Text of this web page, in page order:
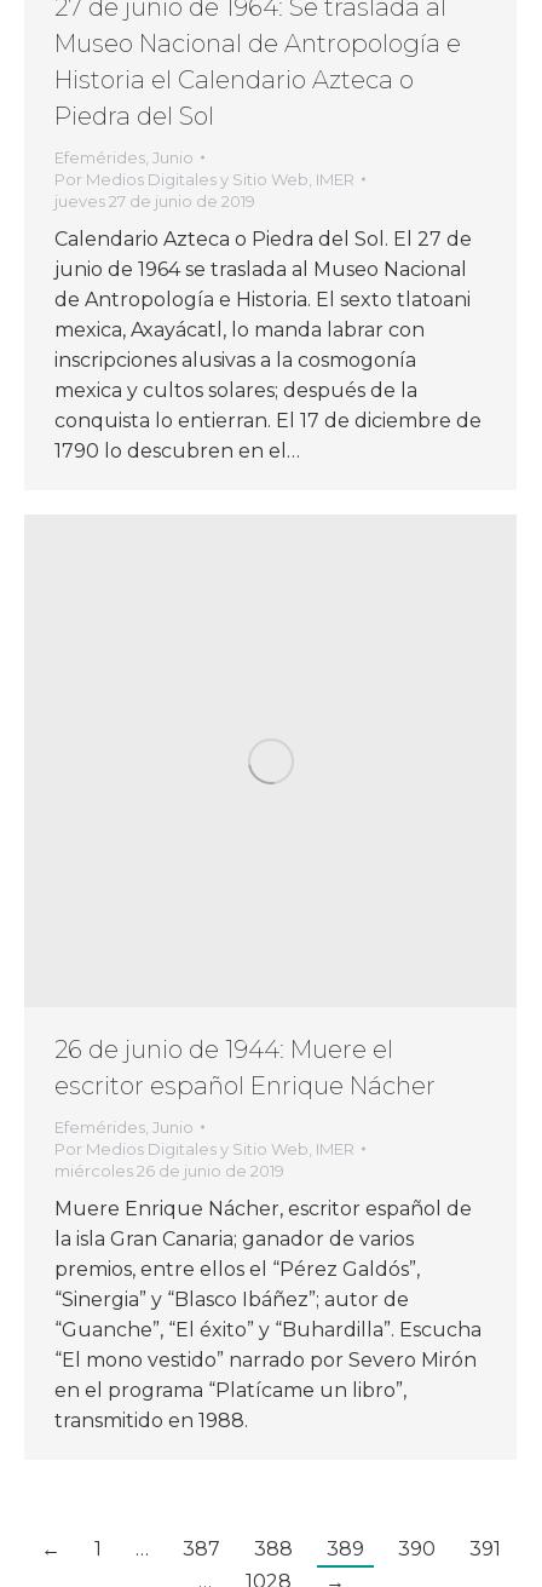
27 de junio de 1964: Se traslada al
Museo Nacional de Antropología e
Historia el Calendario Azteca o
Piedra del Sol
Efemérides Junio
Por Medios Digitales y Sitio Web, IMER
jueves 27 de junio de 2019
Calendario Azteca o Piedra del Sol. El 27 de
junio de 1964 se traslada al Museo Nacional
de Antropología e Historia. El sexto tlatoani
mexica, Axayácatl, lo manda labrar con
inscripciones alusivas a la cosmogonía
mexica y cultos solares; después de la
conquista lo entierran. El 17 de diciembre de
1790 lo descubren en el…
26 de junio de 1944: Muere el
escritor español Enrique Nácher
Efemérides Junio
Por Medios Digitales y Sitio Web, IMER
miércoles 26 de junio de 2019
Muere Enrique Nácher, escritor español de
la isla Gran Canaria; ganador de varios
premios, entre ellos el “Pérez Galdós”,
“Sinergia” y “Blasco Ibáñez”; autor de
“Guanche”, “El éxito” y “Buhardilla”. Escucha
“El mono vestido” narrado por Severo Mirón
en el programa “Platícame un libro”,
transmitido en 1988.
← 1 … 387 388 389 390
391
…
1028 →